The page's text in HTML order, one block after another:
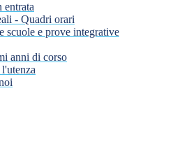
entrata
- Quadri orari
scuole e prove integrative
anni di corso